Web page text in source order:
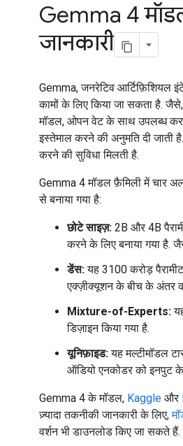
Gemma 4
जानकारी
Gemma, जनरेटिव आर्टिफ़िशियल
कामों के लिए किया जा सकता है.
मॉडल, ओपन वेट के साथ उपलब्ध
इस्तेमाल करने की अनुमति दी
करने की सुविधा मिलती है.
Gemma 4 मॉडल फ़ैमिली में चार
से बनाया गया है:
छोटे साइज़: 2B और 4B
करने के लिए बनाया गया है.
डेंस:यह 3100 करोड़
एक्ज़ीक्यूशन के बीच के अंतर
Mixture-of-Experts:
डिज़ाइन किया गया है.
यूनिफ़ाइड:यह मल्टीमॉडल
ऑडियो एनकोडर को इनपुट के
Gemma 4 के मॉडल, Kaggle और
ज़्यादा तकनीकी जानकारी के लिए,
वर्शन भी डाउनलोड किए जा सकते हैं.